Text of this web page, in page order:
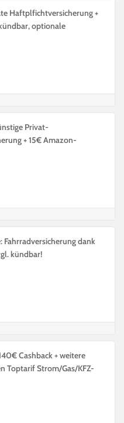
Haftplfichtversicherung +
optionale
Privat-
+ 15€ Amazon-
Fahrradversicherung dank
kündbar!
Cashback + weitere
Toptarif Strom/Gas/KFZ-